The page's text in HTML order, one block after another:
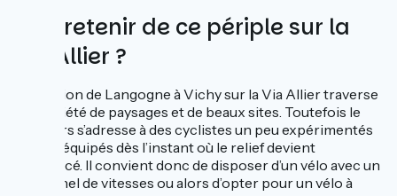
Que retenir de ce périple sur la
Via Allier ?
La portion de Langogne à Vichy sur la Via Allier traverse
une variété de paysages et de beaux sites. Toutefois le
parcours s’adresse à des cyclistes un peu expérimentés
et bien équipés dès l’instant où le relief devient
prononcé. Il convient donc de disposer d’un vélo avec un
bon panel de vitesses ou alors d’opter pour un vélo à